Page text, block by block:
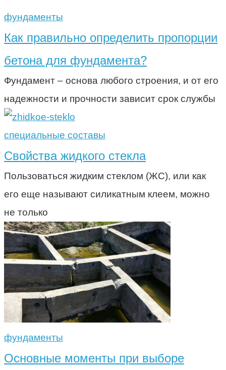
фундаменты
Как правильно определить пропорции
бетона для фундамента?
Фундамент – основа любого строения, и от его
надежности и прочности зависит срок службы
специальные составы
Свойства жидкого стекла
Пользоваться жидким стеклом (ЖС), или как
его еще называют силикатным клеем, можно
не только
фундаменты
Основные моменты при выборе